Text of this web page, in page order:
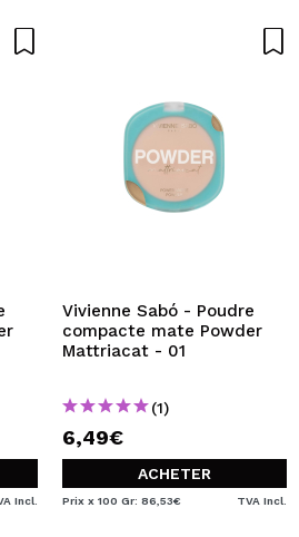
Incl.
Vivienne Sabó - Poudre
compacte mate Powder
Mattriacat - 01
(1)
6,49€
ACHETER
Prix x 100 Gr: 86,53€ TVA Incl.